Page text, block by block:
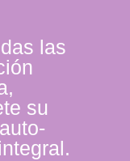
las
su